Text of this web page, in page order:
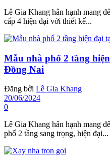
Lê Gia Khang hân hạnh mang
cấp 4 hiện đại với thiết kế...
Mẫu nhà phố 2 tầng
Đồng Nai
Đăng bởi Lê Gia Khang
20/06/2024
0
Lê Gia Khang hân hạnh mang
phố 2 tầng sang trọng, hiện đại...